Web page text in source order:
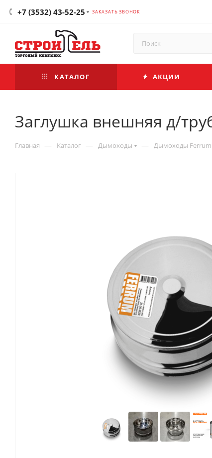
+7 (3532) 43-52-25 ЗАКАЗАТЬ ЗВОНОК
КАТАЛОГ АКЦИИ
Заглушка внешняя д/
Главная — Каталог — Дымоходы — Дымоходы Ferrum